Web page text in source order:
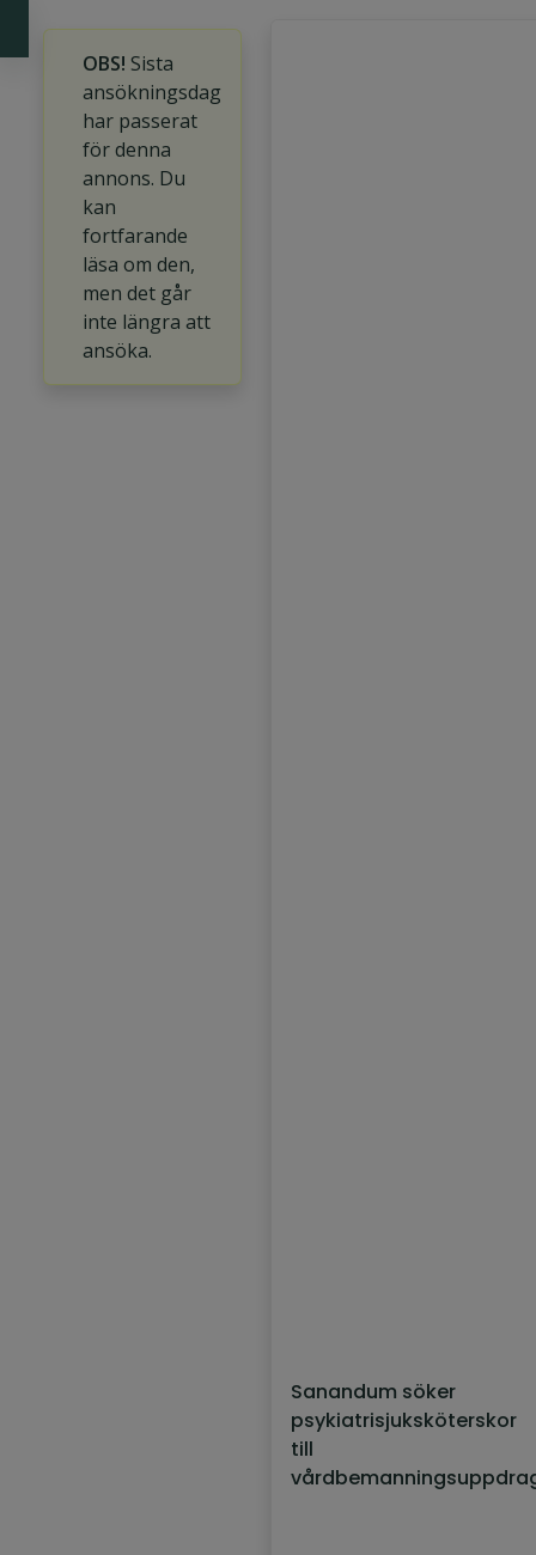
OBS! Sista
ansökningsdag
har passerat
för denna
annons. Du
kan
fortfarande
läsa om den,
men det går
inte längra att
ansöka.
Sanandum söker
psykiatrisjuksköterskor
till